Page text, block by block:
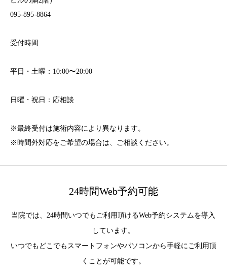
095-895-8864
受付時間
平日・土曜：10:00〜20:00
日曜・祝日：応相談
※最終受付は施術内容により異なります。
※時間外対応をご希望の場合は、ご相談ください。
24時間Web予約可能
当院では、24時間いつでもご利用頂けるWeb予約システムを導入
しています。
いつでもどこでもスマートフォンやパソコンから手軽にご利用頂
くことが可能です。